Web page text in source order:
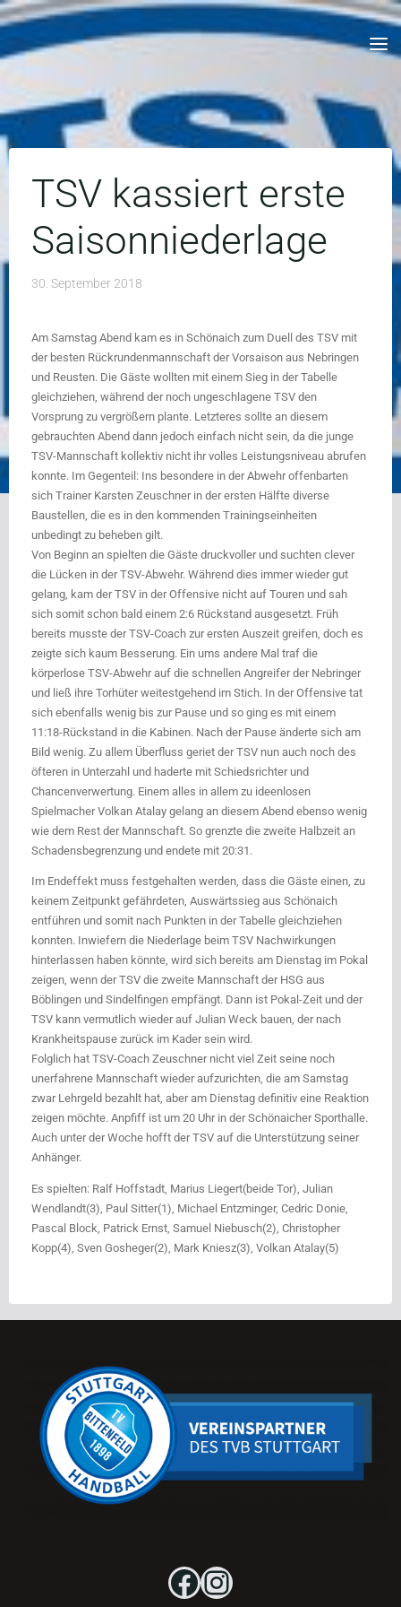
Skip
to
content
TSV kassiert erste
Saisonniederlage
30. September 2018
Am Samstag Abend kam es in Schönaich zum Duell des TSV mit
der besten Rückrundenmannschaft der Vorsaison aus Nebringen
und Reusten. Die Gäste wollten mit einem Sieg in der Tabelle
gleichziehen, während der noch ungeschlagene TSV den
Vorsprung zu vergrößern plante. Letzteres sollte an diesem
gebrauchten Abend dann jedoch einfach nicht sein, da die junge
TSV-Mannschaft kollektiv nicht ihr volles Leistungsniveau abrufen
konnte. Im Gegenteil: Ins besondere in der Abwehr offenbarten
sich Trainer Karsten Zeuschner in der ersten Hälfte diverse
Baustellen, die es in den kommenden Trainingseinheiten
unbedingt zu beheben gilt.
Von Beginn an spielten die Gäste druckvoller und suchten clever
die Lücken in der TSV-Abwehr. Während dies immer wieder gut
gelang, kam der TSV in der Offensive nicht auf Touren und sah
sich somit schon bald einem 2:6 Rückstand ausgesetzt. Früh
bereits musste der TSV-Coach zur ersten Auszeit greifen, doch es
zeigte sich kaum Besserung. Ein ums andere Mal traf die
körperlose TSV-Abwehr auf die schnellen Angreifer der Nebringer
und ließ ihre Torhüter weitestgehend im Stich. In der Offensive tat
sich ebenfalls wenig bis zur Pause und so ging es mit einem
11:18-Rückstand in die Kabinen. Nach der Pause änderte sich am
Bild wenig. Zu allem Überfluss geriet der TSV nun auch noch des
öfteren in Unterzahl und haderte mit Schiedsrichter und
Chancenverwertung. Einem alles in allem zu ideenlosen
Spielmacher Volkan Atalay gelang an diesem Abend ebenso wenig
wie dem Rest der Mannschaft. So grenzte die zweite Halbzeit an
Schadensbegrenzung und endete mit 20:31.
Im Endeffekt muss festgehalten werden, dass die Gäste einen, zu
keinem Zeitpunkt gefährdeten, Auswärtssieg aus Schönaich
entführen und somit nach Punkten in der Tabelle gleichziehen
konnten. Inwiefern die Niederlage beim TSV Nachwirkungen
hinterlassen haben könnte, wird sich bereits am Dienstag im Pokal
zeigen, wenn der TSV die zweite Mannschaft der HSG aus
Böblingen und Sindelfingen empfängt. Dann ist Pokal-Zeit und der
TSV kann vermutlich wieder auf Julian Weck bauen, der nach
Krankheitspause zurück im Kader sein wird.
Folglich hat TSV-Coach Zeuschner nicht viel Zeit seine noch
unerfahrene Mannschaft wieder aufzurichten, die am Samstag
zwar Lehrgeld bezahlt hat, aber am Dienstag definitiv eine Reaktion
zeigen möchte. Anpfiff ist um 20 Uhr in der Schönaicher Sporthalle.
Auch unter der Woche hofft der TSV auf die Unterstützung seiner
Anhänger.
Es spielten: Ralf Hoffstadt, Marius Liegert(beide Tor), Julian
Wendlandt(3), Paul Sitter(1), Michael Entzminger, Cedric Donie,
Pascal Block, Patrick Ernst, Samuel Niebusch(2), Christopher
Kopp(4), Sven Gosheger(2), Mark Kniesz(3), Volkan Atalay(5)
Facebook
Instagram